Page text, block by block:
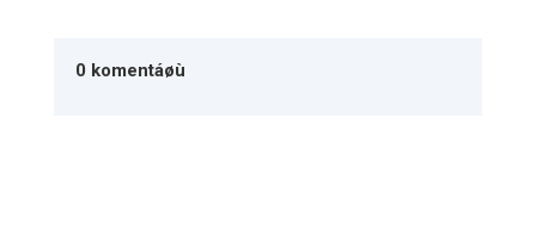
0 komentáøù